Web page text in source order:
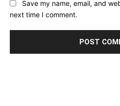
Save my name, email, and
next time I comment.